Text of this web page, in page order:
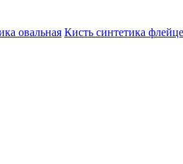
овальная Кисть синтетика